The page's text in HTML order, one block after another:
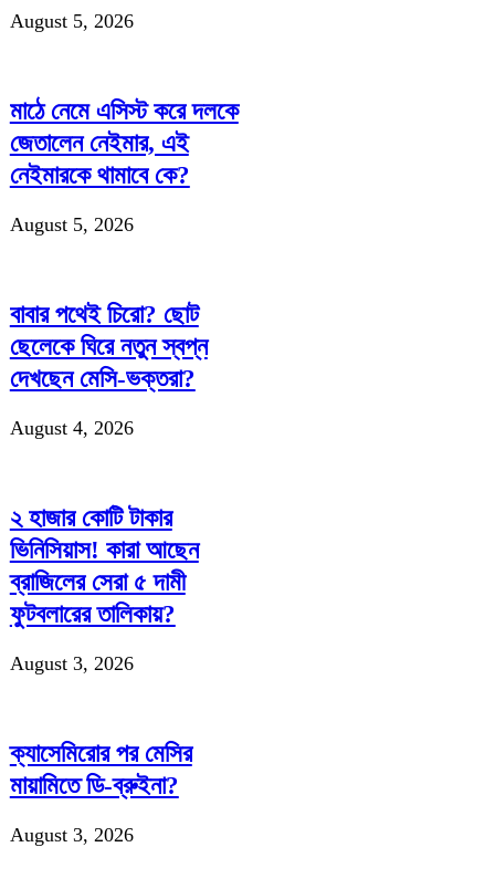
August 5, 2026
মাঠে নেমে এসিস্ট করে দলকে
জেতালেন নেইমার, এই
নেইমারকে থামাবে কে?
August 5, 2026
বাবার পথেই চিরো? ছোট
ছেলেকে ঘিরে নতুন স্বপ্ন
দেখছেন মেসি-ভক্তরা?
August 4, 2026
২ হাজার কোটি টাকার
ভিনিসিয়াস! কারা আছেন
ব্রাজিলের সেরা ৫ দামী
ফুটবলারের তালিকায়?
August 3, 2026
ক্যাসেমিরোর পর মেসির
মায়ামিতে ডি-ব্রুইনা?
August 3, 2026